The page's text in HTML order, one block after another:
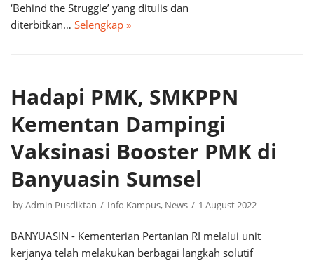
‘Behind the Struggle’ yang ditulis dan
diterbitkan… Selengkap »
Hadapi PMK, SMKPPN
Kementan Dampingi
Vaksinasi Booster PMK di
Banyuasin Sumsel
byAdmin Pusdiktan Info Kampus, News 1 August 2022
BANYUASIN - Kementerian Pertanian RI melalui unit
kerjanya telah melakukan berbagai langkah solutif